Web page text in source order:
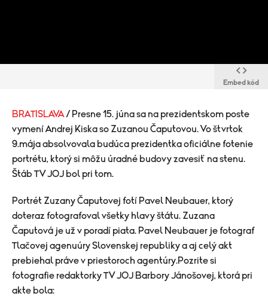
Embed kód
BRATISLAVA / Presne 15. júna sa na prezidentskom poste
vymení Andrej Kiska so Zuzanou Čaputovou. Vo štvrtok
9.mája absolvovala budúca prezidentka oficiálne fotenie
portrétu, ktorý si môžu úradné budovy zavesiť na stenu.
Štáb TV JOJ bol pri tom.
Portrét Zuzany Čaputovej fotí Pavel Neubauer, ktorý
doteraz fotografoval všetky hlavy štátu. Zuzana
Čaputová je už v poradí piata. Pavel Neubauer je fotograf
Tlačovej agenuúry Slovenskej republiky a aj celý akt
prebiehal práve v priestoroch agentúry.Pozrite si
fotografie redaktorky TV JOJ Barbory Jánošovej, ktorá pri
akte bola: